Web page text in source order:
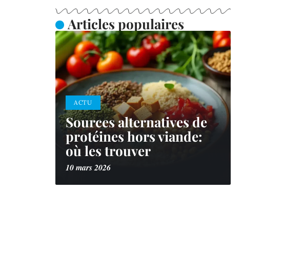
Articles populaires
ACTU
Sources alternatives de
protéines hors viande:
où les trouver
10 mars 2026